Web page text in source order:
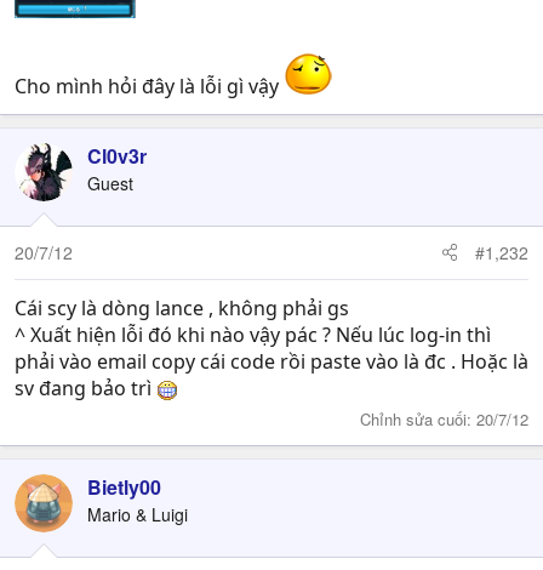
Cho mình hỏi đây là lỗi gì vậy
Cl0v3r
Guest
20/7/12 #1,232
Cái scy là dòng lance , không phải gs
^ Xuất hiện lỗi đó khi nào vậy pác ? Nếu lúc log-in thì
phải vào email copy cái code rồi paste vào là đc . Hoặc là
sv đang bảo trì
Chỉnh sửa cuối: 20/7/12
Bietly00
Mario & Luigi